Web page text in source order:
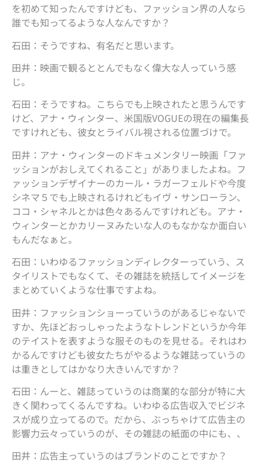
を初めて知ったんですけども、ファッション界の人なら
誰でも知ってるような人なんですか？
石田：そうですね、有名だと思います。
田井：映画で観るととんでもなく偉大な人っていう感
じ。
石田：そうですね。こちらでも上映されたと思うんです
けど、アナ・ウィンター、米国版VOGUEの現在の編集長
ですけれども、彼女とライバル視される位置づけで。
田井：アナ・ウィンターのドキュメンタリー映画「ファ
ッションがおしえてくれること」がありましたよね。フ
ァッションデザイナーのカール・ラガーフェルドや今度
シネマ５でも上映されるけれどもイヴ・サンローラン、
ココ・シャネルとかは色々あるんですけれども。アナ・
ウィンターとかカリーヌみたいな人のもなかなか面白い
もんだなぁと。
石田：いわゆるファッションディレクターっていう、ス
タイリストでもなくて、その雑誌を統括してイメージを
まとめていくような仕事ですよね。
田井：ファッションショーっていうのがあるじゃないで
すか、先ほどおっしゃったようなトレンドというか今年
のテイストを表すような服そのものを見せる。それはわ
かるんですけども彼女たちがやるような雑誌っていうの
は重きとしてはかなり大きいんですか？
石田：んーと、雑誌っていうのは商業的な部分が特に大
きく関わってくるんですね。いわゆる広告収入でビジネ
スが成り立ってるので。だから、ぶっちゃけて広告主の
影響力云々っていうのが、その雑誌の紙面の中にも、、
田井：広告主っていうのはブランドのことですか？